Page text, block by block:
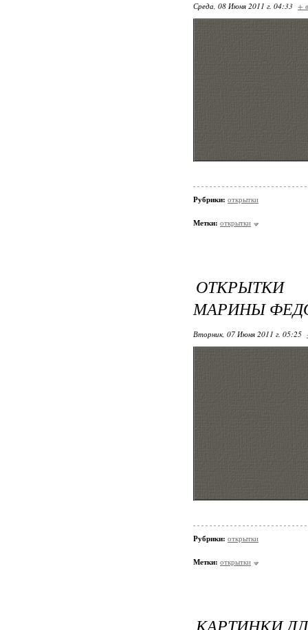
Среда, 08 Июня 2011 г. 04:33 +
Рубрики: открытки
Метки: открытки
ОТКРЫТКИ
МАРИНЫ
Вторник, 07 Июня 2011 г. 05:25
Рубрики: открытки
Метки: открытки
КАРТИНКИ